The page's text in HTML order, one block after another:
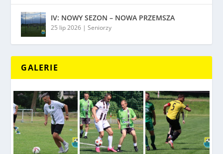
IV: NOWY SEZON – NOWA PRZEMSZA
25 lip 2026 |Seniorzy
GALERIE